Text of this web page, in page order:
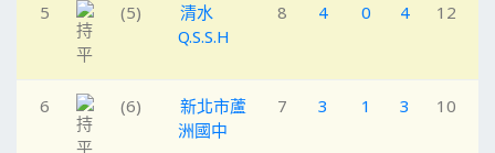
5 (5)
清水
Q.S.S.H
8 4 0 4 12
6 (6)
新北市蘆
洲國中
7 3 1 3 10